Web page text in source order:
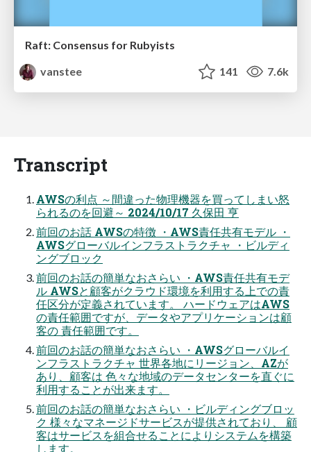
Raft: Consensus for Rubyists
vanstee
141 7.6k
Transcript
AWSの利点 ～間違った物理機器を買ってしまい怒
られるのを回避～ 2024/10/17 久保田 亨
前回のお話 AWSの特徴 ・AWS責任共有モデル ・
AWSグローバルインフラストラクチャ ・ビルディ
ングブロック
前回のお話の簡単なおさらい ・AWS責任共有モデ
ル AWSと顧客がクラウド環境を利用する上での責
任区分が定義されています。 ハードウェアはAWS
の責任範囲ですが、データやアプリケーションは顧
客の 責任範囲です。
前回のお話の簡単なおさらい ・AWSグローバルイ
ンフラストラクチャ 世界各地にリージョン、AZが
あり、顧客は 色々な地域のデータセンターを直ぐに
利用することが出来ます。
前回のお話の簡単なおさらい ・ビルディングブロッ
ク 様々なマネージドサービスが提供されており、 顧
客はサービスを組合せることによりシステムを構築
します。